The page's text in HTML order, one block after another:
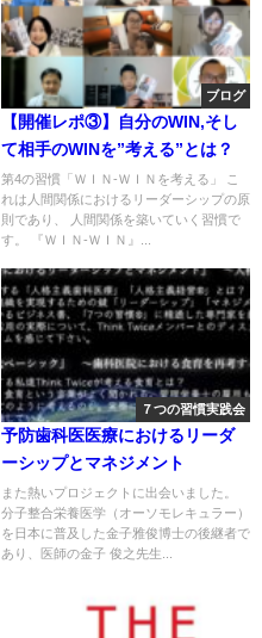
ブログ
【開催レポ③】 自分のWIN,そし
て相手のWINを”考える”とは？
第4の習慣「ＷＩＮ-ＷＩＮを考える」 こ
れは人間関係におけるリーダーシップの原
則であり、 人間関係を築いていく習慣で
す。 『ＷＩＮ-ＷＩＮ』...
７つの習慣実践会
予防歯科医医療におけるリーダ
ーシップとマネジメント
また熱いプロジェクトに出会いました。
分子整合栄養医学（オーソモレキュラー）
を日本に普及した金子雅俊博士の後継者で
あり、医師の金子 俊之先生...